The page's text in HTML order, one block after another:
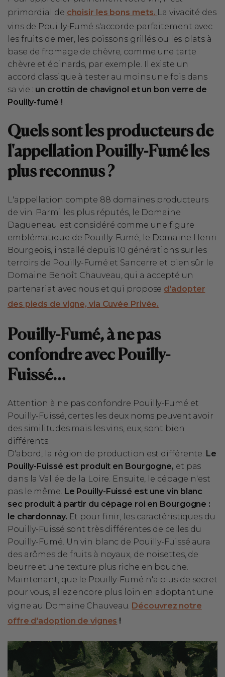
primordial de choisir les bons mets. La vivacité des
vins de Pouilly-Fumé s'accorde parfaitement avec
les fruits de mer, les poissons grillés ou les plats à
base de fromage de chèvre, comme une tarte
chèvre et épinards, par exemple. Il existe un
accord classique à tester au moins une fois dans
sa vie : un crottin de chavignol et un bon verre de
Pouilly-fumé !
Quels sont les producteurs de
l'appellation Pouilly-Fumé les
plus reconnus ?
L'appellation compte 88 domaines producteurs
de vin. Parmi les plus réputés, le Domaine
Dagueneau est considéré comme une figure
emblématique de Pouilly-Fumé, le Domaine Henri
Bourgeois, installé depuis 10 générations sur les
terroirs de Pouilly-Fumé et Sancerre et bien sûr le
Domaine Benoît Chauveau, qui a accepté un
partenariat avec nous et qui propose d'adopter
des pieds de vigne, via Cuvée Privée.
Pouilly-Fumé, à ne pas
confondre avec Pouilly-
Fuissé…
Attention à ne pas confondre Pouilly-Fumé et
Pouilly-Fuissé, certes les deux noms peuvent avoir
des similitudes mais les vins, eux, sont bien
différents.
D'abord, la région de production est différente. Le
Pouilly-Fuissé est produit en Bourgogne, et pas
dans la Vallée de la Loire. Ensuite, le cépage n'est
pas le même. Le Pouilly-Fuissé est une vin blanc
sec produit à partir du cépage roi en Bourgogne :
le chardonnay. Et pour finir, les caractéristiques du
Pouilly-Fuissé sont très différentes de celles du
Pouilly-Fumé. Un vin blanc de Pouilly-Fuissé aura
des arômes de fruits à noyaux, de noisettes, de
beurre et une texture plus riche en bouche.
Maintenant, que le Pouilly-Fumé n'a plus de secret
pour vous, allez encore plus loin en adoptant une
vigne au Domaine Chauveau. Découvrez notre
offre d'adoption de vignes !